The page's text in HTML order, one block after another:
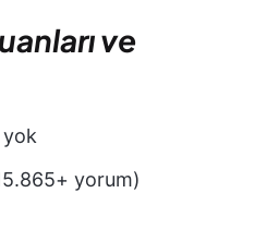
ve
yorum)